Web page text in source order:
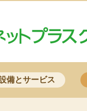
備とサービス